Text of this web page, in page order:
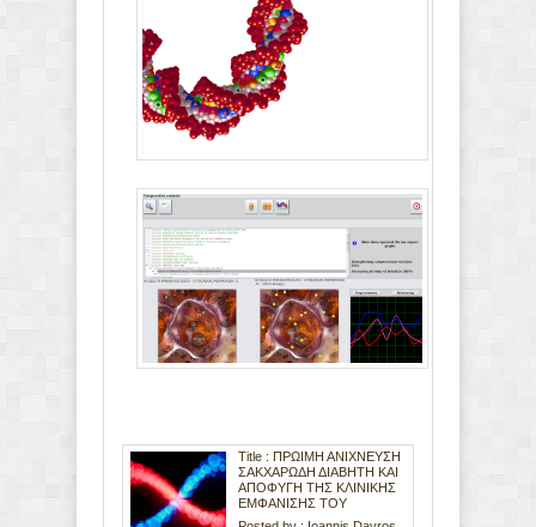
Title : ΠΡΩΙΜΗ ΑΝΙΧΝΕΥΣΗ
ΣΑΚΧΑΡΩΔΗ ΔΙΑΒΗΤΗ ΚΑΙ
ΑΠΟΦΥΓΗ ΤΗΣ ΚΛΙΝΙΚΗΣ
ΕΜΦΑΝΙΣΗΣ ΤΟΥ